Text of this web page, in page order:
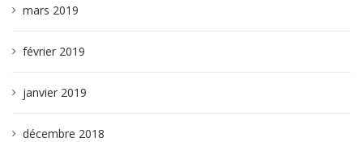
mars 2019
février 2019
janvier 2019
décembre 2018